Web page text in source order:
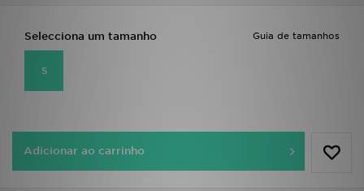
Guia de tamanhos
Selecciona um tamanho
S
Adicionar ao carrinho